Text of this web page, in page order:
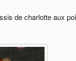
de charlotte aux